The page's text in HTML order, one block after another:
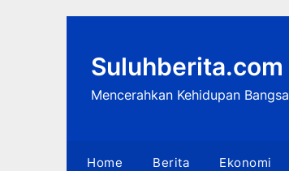
Suluhberita.com
Mencerahkan Kehidupan Bangsa
Home Berita Ekonomi